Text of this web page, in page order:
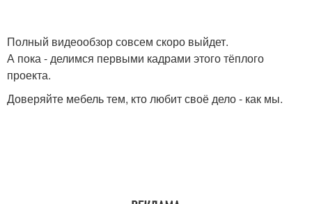
Полный видеообзор совсем скоро выйдет.
А пока - делимся первыми кадрами этого тёплого
проекта.
Доверяйте мебель тем, кто любит своё дело - как мы.